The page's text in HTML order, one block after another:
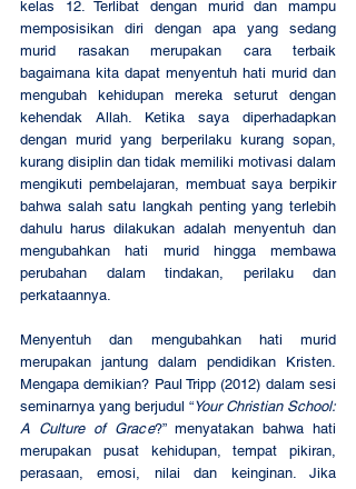
kelas 12. Terlibat dengan murid dan mampu
memposisikan diri dengan apa yang sedang
murid rasakan merupakan cara terbaik
bagaimana kita dapat menyentuh hati murid dan
mengubah kehidupan mereka seturut dengan
kehendak Allah. Ketika saya diperhadapkan
dengan murid yang berperilaku kurang sopan,
kurang disiplin dan tidak memiliki motivasi dalam
mengikuti pembelajaran, membuat saya berpikir
bahwa salah satu langkah penting yang terlebih
dahulu harus dilakukan adalah menyentuh dan
mengubahkan hati murid hingga membawa
perubahan dalam tindakan, perilaku dan
perkataannya.
Menyentuh dan mengubahkan hati murid
merupakan jantung dalam pendidikan Kristen.
Mengapa demikian? Paul Tripp (2012) dalam sesi
seminarnya yang berjudul “Your Christian School:
A Culture of Grace?” menyatakan bahwa hati
merupakan pusat kehidupan, tempat pikiran,
perasaan, emosi, nilai dan keinginan. Jika